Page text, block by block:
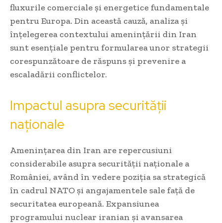
fluxurile comerciale și energetice fundamentale
pentru Europa. Din această cauză, analiza și
înțelegerea contextului amenințării din Iran
sunt esențiale pentru formularea unor strategii
corespunzătoare de răspuns și prevenire a
escaladării conflictelor.
Impactul asupra securității
naționale
Amenințarea din Iran are repercusiuni
considerabile asupra securității naționale a
României, având în vedere poziția sa strategică
în cadrul NATO și angajamentele sale față de
securitatea europeană. Expansiunea
programului nuclear iranian și avansarea